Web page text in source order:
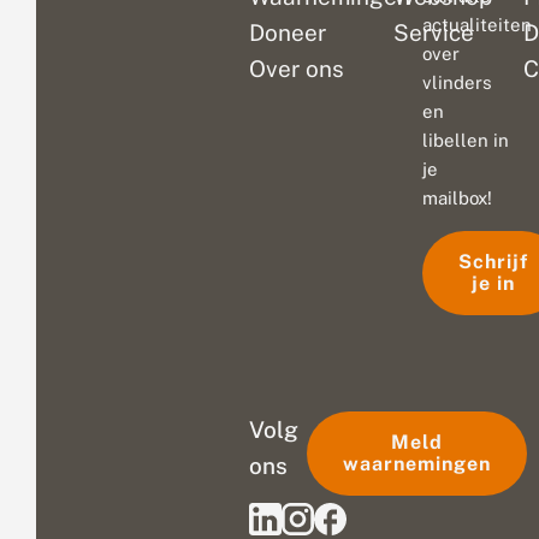
Doneer
Over ons
Service
actualiteiten
over
vlinders
en
libellen in
je
mailbox!
Schrijf
je in
Volg
ons
Meld
waarnemingen